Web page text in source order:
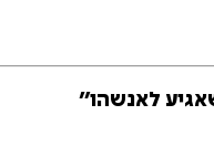
לאנשהו״